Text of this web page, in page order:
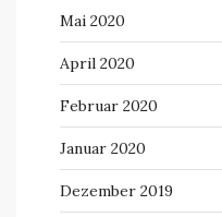
Mai 2020
April 2020
Februar 2020
Januar 2020
Dezember 2019